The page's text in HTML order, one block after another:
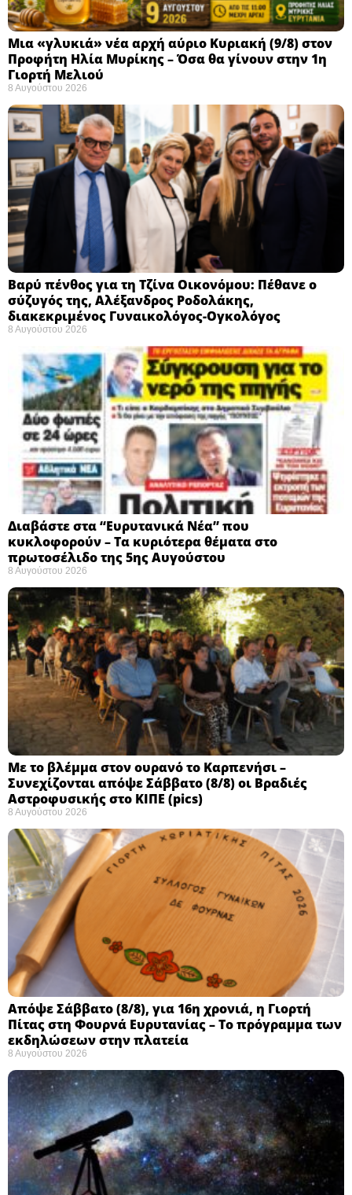
Μια «γλυκιά» νέα αρχή αύριο Κυριακή (9/8) στον
Προφήτη Ηλία Μυρίκης – Όσα θα γίνουν στην 1η
Γιορτή Μελιού
8 Αυγούστου 2026
Βαρύ πένθος για τη Τζίνα Οικονόμου: Πέθανε ο
σύζυγός της, Αλέξανδρος Ροδολάκης,
διακεκριμένος Γυναικολόγος-Ογκολόγος
8 Αυγούστου 2026
Διαβάστε στα “Ευρυτανικά Νέα” που
κυκλοφορούν – Τα κυριότερα θέματα στο
πρωτοσέλιδο της 5ης Αυγούστου
8 Αυγούστου 2026
Με το βλέμμα στον ουρανό το Καρπενήσι –
Συνεχίζονται απόψε Σάββατο (8/8) οι Βραδιές
Αστροφυσικής στο ΚΙΠΕ (pics)
8 Αυγούστου 2026
Απόψε Σάββατο (8/8), για 16η χρονιά, η Γιορτή
Πίτας στη Φουρνά Ευρυτανίας – Το πρόγραμμα των
εκδηλώσεων στην πλατεία
8 Αυγούστου 2026